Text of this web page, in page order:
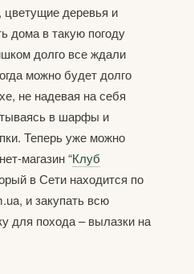
цветущие деревья и
дома в такую погоду
долго все ждали
можно будет долго
не надевая на себя
в шарфы и
Теперь уже можно
магазин “Клуб
в Сети находится по
и закупать всю
для похода – вылазки на